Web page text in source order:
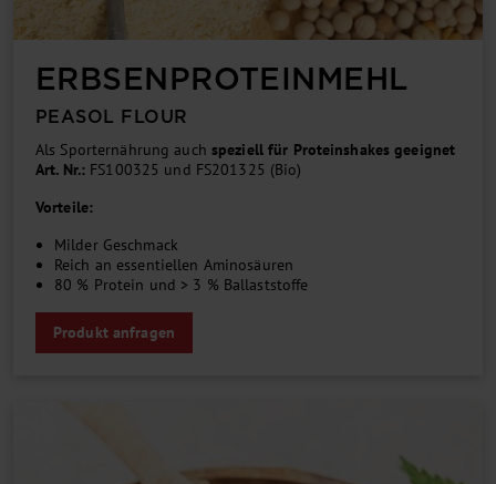
ERBSEN­PROTEIN­MEHL
PEASOL FLOUR
Als Sporternährung auch speziell für Proteinshakes geeignet
Art. Nr.: FS100325 und FS201325 (Bio)
Vorteile:
Milder Geschmack
Reich an essentiellen Aminosäuren
80 % Protein und > 3 % Ballaststoffe
Produkt anfragen